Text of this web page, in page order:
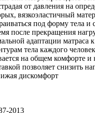
от давления на
вязкоэластичный
под форму тела и
после прекращения
адаптации матраса к
тела каждого
на общем комфорте и
позволяет снизить
дискомфорт
2013